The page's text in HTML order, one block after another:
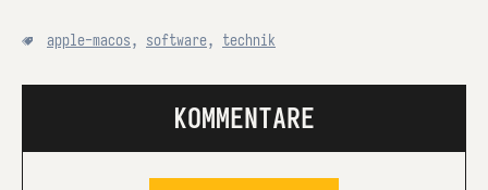
apple-macos, software, technik
KOMMENTARE